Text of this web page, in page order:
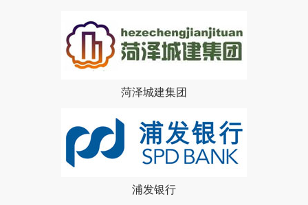
菏泽城建集团
浦发银行